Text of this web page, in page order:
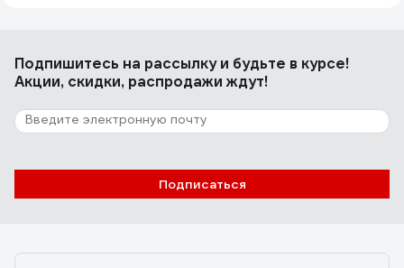
Подпишитесь на рассылкуи будьте в курсе!
Акции, скидки, распродажи ждут!
Подписаться